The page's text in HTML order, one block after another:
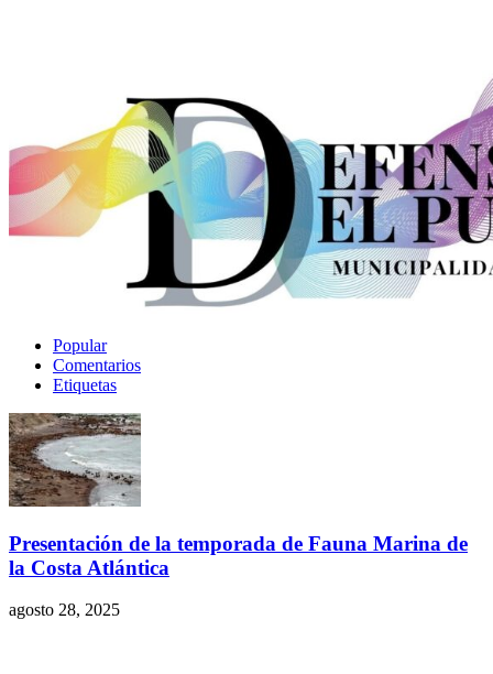
Popular
Comentarios
Etiquetas
Presentación de la temporada de Fauna Marina de
la Costa Atlántica
agosto 28, 2025